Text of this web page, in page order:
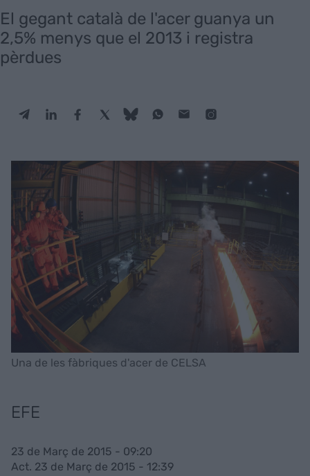
El gegant català de l'acer guanya un
2,5% menys que el 2013 i registra
pèrdues
Una de les fàbriques d'acer de CELSA
EFE
23 de Març de 2015 - 09:20
Act. 23 de Març de 2015 - 12:39